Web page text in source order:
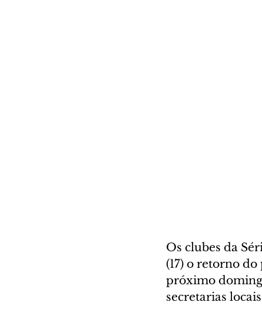
Os clubes da
(17) o retorno
próximo
secretarias